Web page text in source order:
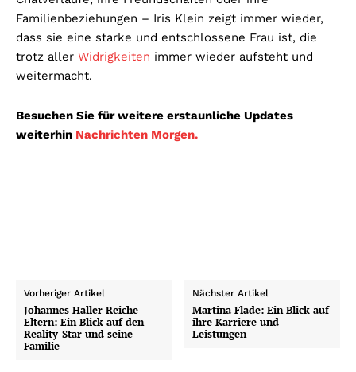
Familienbeziehungen – Iris Klein zeigt immer wieder,
dass sie eine starke und entschlossene Frau ist, die
trotz aller Widrigkeiten immer wieder aufsteht und
weitermacht.
Besuchen Sie für weitere erstaunliche Updates
weiterhin Nachrichten Morgen.
Vorheriger Artikel
Johannes Haller Reiche
Eltern: Ein Blick auf den
Reality-Star und seine
Familie
Nächster Artikel
Martina Flade: Ein Blick auf
ihre Karriere und
Leistungen